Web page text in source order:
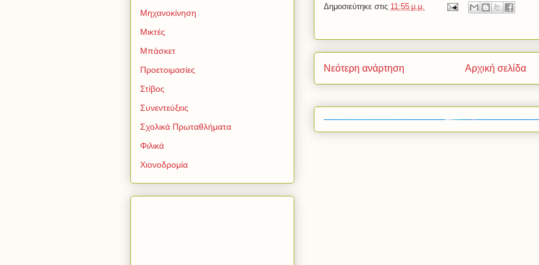
Δημοσιεύτηκε στις 11:55 μ.μ.
Νεότερη ανάρτηση Αρχική σελίδα
Μηχανοκίνηση
Μικτές
Μπάσκετ
Προετοιμασίες
Στίβος
Συνεντεύξεις
Σχολικά Πρωταθλήματα
Φιλικά
Χιονοδρομία